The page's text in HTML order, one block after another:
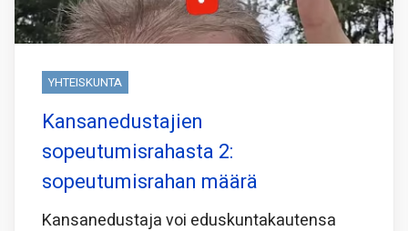
YHTEISKUNTA
Kansanedustajien
sopeutumisrahasta 2:
sopeutumisrahan määrä
Kansanedustaja voi eduskuntakautensa